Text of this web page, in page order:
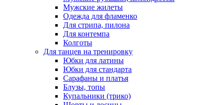
Мужские жилеты
Одежда для фламенко
Для стрипа, пилона
Для контемпа
Колготы
Для танцев на тренировку
Юбки для латины
Юбки для стандарта
Сарафаны и платья
Блузы, топы
Купальники (трико)